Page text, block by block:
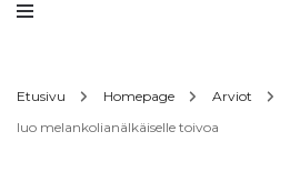
Etusivu Homepage Arviot
luo melankolianälkäiselle toivoa